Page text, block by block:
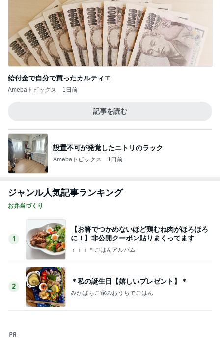
設置不可が発覚したニトリのラック
Amebaトピックス 1日前
ジャンル人気記事ランキング
お弁当づくり
【お箸でつかめないほど鶏むね肉がほろほろ
に！】非公開クーポン貼りまくってます
ｒｉｉ＊ごはんアルバム
2
みかぱちこ家のおうちでごはん
3
賄いって本来こういうもん？笑
4
姉の推し…？
［半休］豆腐あたまのぼっち生活。旦那弁当きろく
5